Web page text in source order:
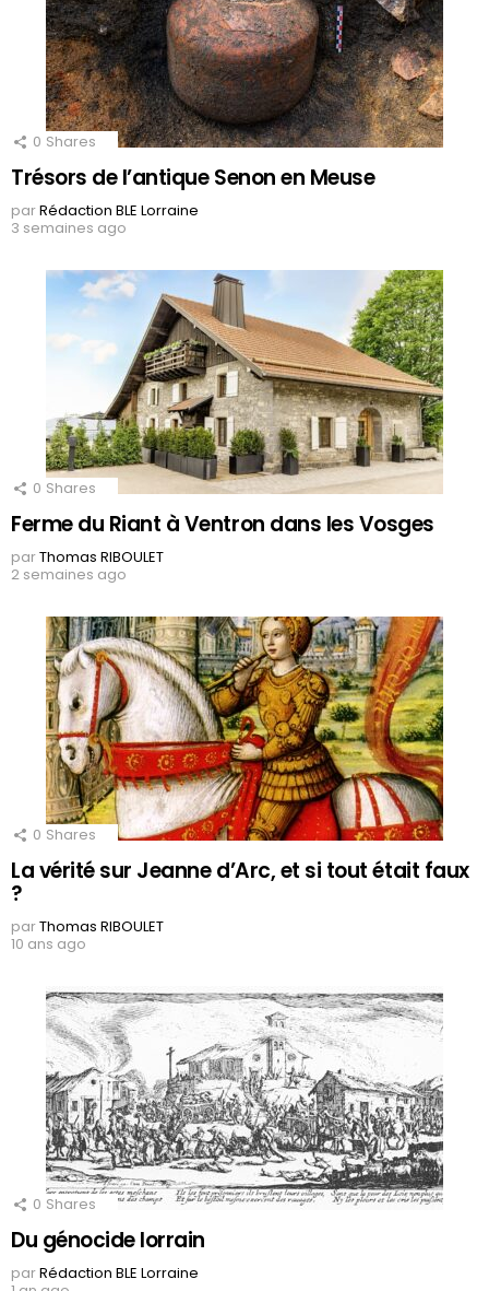
0 Shares
Trésors de l’antique Senon en Meuse
parRédaction BLE Lorraine
3 semaines ago
0 Shares
Ferme du Riant à Ventron dans les Vosges
parThomas RIBOULET
2 semaines ago
0 Shares
La vérité sur Jeanne d’Arc, et si tout était faux
?
parThomas RIBOULET
10 ans ago
0 Shares
Du génocide lorrain
parRédaction BLE Lorraine